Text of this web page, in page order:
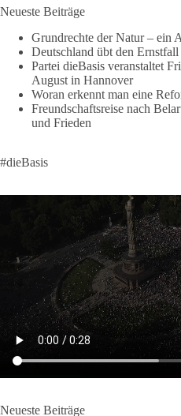
Neue Milliardenhilfen für die
für Europa, gigantische
Verteidigungsindustrie,
klares Bekenntnis zur
die Forderung, der Iran dürfe
Und wo war der Austausch über
🟩🟩🟦🟦🟥🟥🟧🟧
dieBasis fordert als einzige Partei
aus der NATO. Ein Gipfel, der
nach Friedenspolitik klingt, wird
ob nun in Deutschland oder
Quelle: https://
erklaerung-ankara-100.html
#dieBasis #NATO #Gipfeltreffen
Neueste Beiträge
Grundrechte der Natur – ein
Deutschland übt den Ernstfall
Partei dieBasis veranstaltet
August in Hannover
Woran erkennt man eine
Freundschaftsreise nach
und Frieden
#dieBasis
Neueste Beiträge